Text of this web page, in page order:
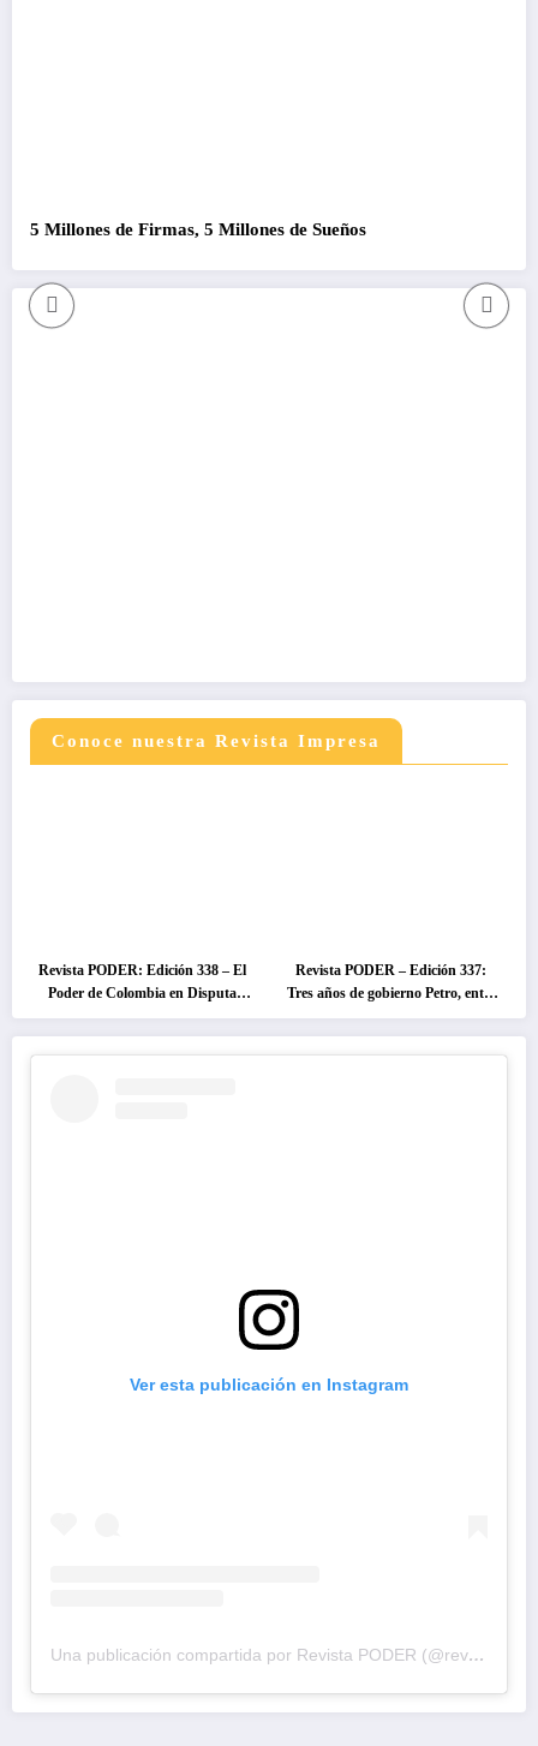
5 Millones de Firmas, 5 Millones de Sueños
Conoce nuestra Revista Impresa
Revista PODER: Edición 338 – El
Poder de Colombia en Disputa
2026
Revista PODER – Edición 337:
Tres años de gobierno Petro, entre
el cambio prometido y el
desencanto ciudadano
Ver esta publicación en Instagram
Una publicación compartida por Revista PODER (@revistapodercol)